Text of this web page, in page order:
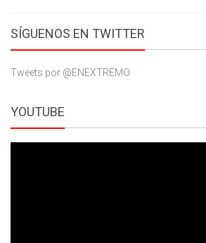
SÍGUENOS EN TWITTER
Tweets por @ENEXTREMO
YOUTUBE